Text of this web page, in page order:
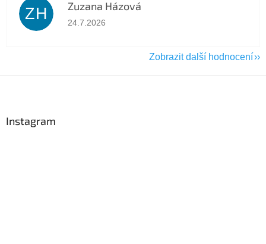
ZH Zuzana Házová
Hodnocení obchodu je 5 z 5 hvězdiček.
24.7.2026
Zobrazit další hodnocení
Instagram